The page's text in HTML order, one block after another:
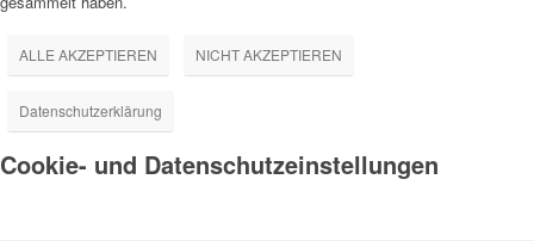
ALLE AKZEPTIEREN NICHT AKZEPTIEREN
Datenschutzerklärung
Cookie- und Datenschutzeinstellungen